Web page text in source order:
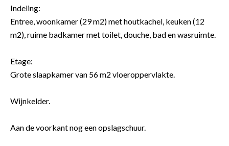
Indeling:
Entree, woonkamer (29 m2) met houtkachel, keuken (12
m2), ruime badkamer met toilet, douche, bad en wasruimte.
Etage:
Grote slaapkamer van 56 m2 vloeroppervlakte.
Wijnkelder.
Aan de voorkant nog een opslagschuur.